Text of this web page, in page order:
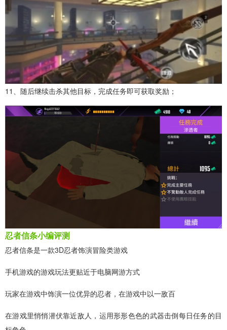
11、随后继续击杀其他目标，完成任务即可获取奖励；
忍者信条小编评测
忍者信条是一款3D忍者饰演冒险类游戏
手机游戏的游戏玩法更贴近于电脑网游方式
玩家在游戏中饰演一位优异的忍者，在游戏中以一敌百
在游戏里悄悄潜伏靠近敌人，运用形形色色的武器击倒每日任务的目